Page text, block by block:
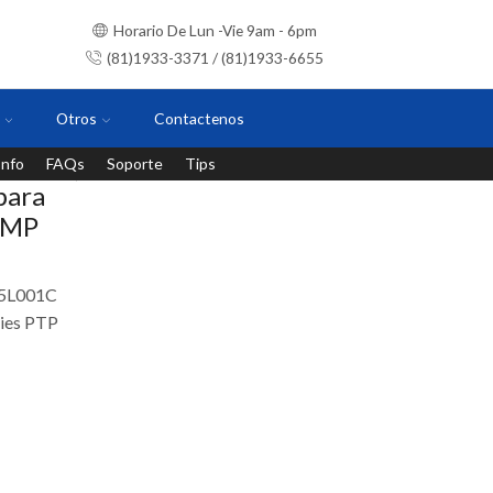
Horario De Lun -Vie 9am - 6pm
(81)1933-3371 / (81)1933-6655
Otros Contactenos
FAQs Soporte Tips
PTP